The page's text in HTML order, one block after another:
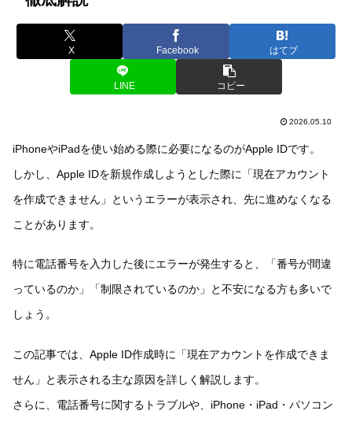
X Facebook はてブ
LINE コピー
2026.05.10
iPhoneやiPadを使い始める際に必要になるのがApple IDです。
しかし、Apple IDを新規作成しようとした際に「現在アカウント
を作成できません」というエラーが表示され、先に進めなくなる
ことがあります。
特に電話番号を入力した後にエラーが発生すると、「番号が間違
っているのか」「制限されているのか」と不安になる方も多いで
しょう。
この記事では、Apple ID作成時に「現在アカウントを作成できま
せん」と表示される主な原因を詳しく解説します。
さらに、電話番号に関するトラブルや、iPhone・iPad・パソコン